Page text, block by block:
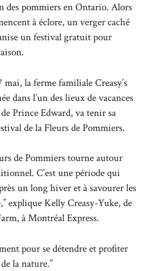
des pommiers en Ontario. Alors
à éclore, un verger caché
un festival gratuit pour
mai, la ferme familiale Creasy’s
dans l’un des lieux de vacances
Prince Edward, va tenir sa
de la Fleurs de Pommiers.
de Pommiers tourne autour
C’est une période qui
un long hiver et à savourer les
explique Kelly Creasy-Yuke, de
à Montréal Express.
pour se détendre et profiter
la nature.”